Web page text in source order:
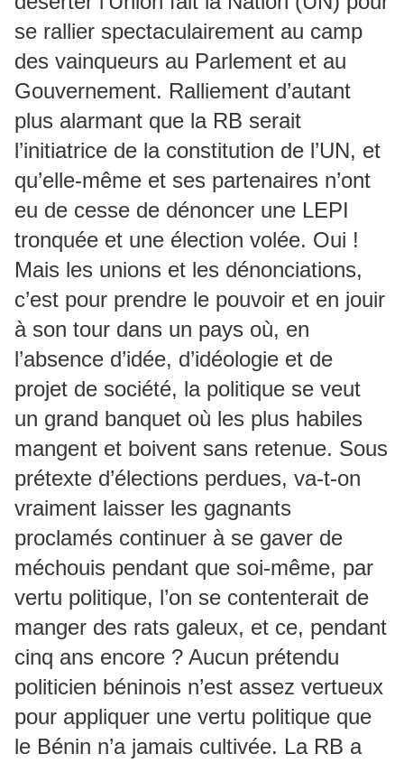
se rallier spectaculairement au camp
des vainqueurs au Parlement et au
Gouvernement. Ralliement d’autant
plus alarmant que la RB serait
l’initiatrice de la constitution de l’UN, et
qu’elle-même et ses partenaires n’ont
eu de cesse de dénoncer une LEPI
tronquée et une élection volée. Oui !
Mais les unions et les dénonciations,
c’est pour prendre le pouvoir et en jouir
à son tour dans un pays où, en
l’absence d’idée, d’idéologie et de
projet de société, la politique se veut
un grand banquet où les plus habiles
mangent et boivent sans retenue. Sous
prétexte d’élections perdues, va-t-on
vraiment laisser les gagnants
proclamés continuer à se gaver de
méchouis pendant que soi-même, par
vertu politique, l’on se contenterait de
manger des rats galeux, et ce, pendant
cinq ans encore ? Aucun prétendu
politicien béninois n’est assez vertueux
pour appliquer une vertu politique que
le Bénin n’a jamais cultivée. La RB a